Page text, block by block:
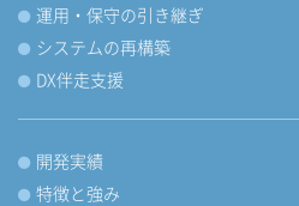
運用・保守の引き継ぎ
システムの再構築
DX伴走支援
開発実績
特徴と強み